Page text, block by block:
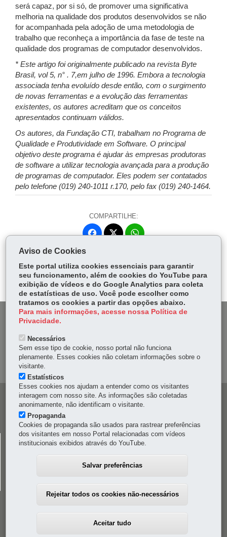
será capaz, por si só, de promover uma significativa
melhoria na qualidade dos produtos desenvolvidos se não
for acompanhada pela adoção de uma metodologia de
trabalho que reconheça a importância da fase de teste na
qualidade dos programas de computador desenvolvidos.
* Este artigo foi originalmente publicado na revista Byte
Brasil, vol 5, n° . 7,em julho de 1996. Embora a tecnologia
associada tenha evoluído desde então, com o surgimento
de novas ferramentas e a evolução das ferramentas
existentes, os autores acreditam que os conceitos
apresentados continuam válidos.
Os autores, da Fundação CTI, trabalham no Programa de
Qualidade e Produtividade em Software. O principal
objetivo deste programa é ajudar às empresas produtoras
de software a utilizar tecnologia avançada para a produção
de programas de computador. Eles podem ser contatados
pelo telefone (019) 240-1011 r.170, pelo fax (019) 240-1464.
COMPARTILHE:
Fa
ok
itt
er
W
Ap
p
DENUNCIE CORRUPÇÃO
OUVIDORIA
Navegação
principal
CELEPAR
Rua Mateus Leme, 1561 - Bom Retiro-80520-174-Curitiba
MAPA
41 3200-5000
Aviso de Cookies
Este portal utiliza cookies essenciais para garantir
seu funcionamento, além de cookies do YouTube para
exibição de vídeos e do Google Analytics para coleta
de estatísticas de uso. Você pode escolher como
tratamos os cookies a partir das opções abaixo.
Para mais informações, acesse nossa Política de
Privacidade.
Necessários
Sem esse tipo de cookie, nosso portal não funciona
plenamente. Esses cookies não coletam informações sobre o
visitante.
Estatísticos
Esses cookies nos ajudam a entender como os visitantes
interagem com nosso site. As informações são coletadas
anonimamente, não identificam o visitante.
Propaganda
Cookies de propaganda são usados para rastrear preferências
dos visitantes em nosso Portal relacionadas com vídeos
institucionais exibidos através do YouTube.
Salvar preferências
Rejeitar todos os cookies não-necessários
Aceitar tudo